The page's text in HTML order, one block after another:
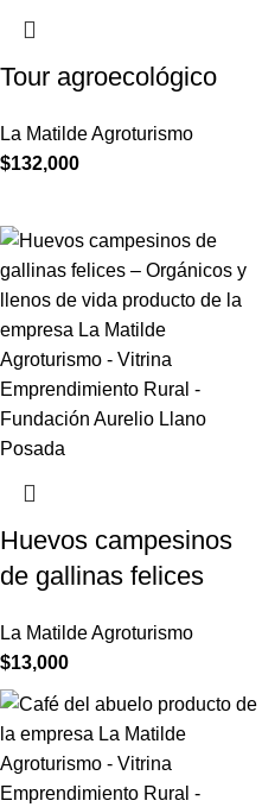
Tour agroecológico
La Matilde Agroturismo
$132,000
Huevos campesinos
de gallinas felices
La Matilde Agroturismo
$13,000